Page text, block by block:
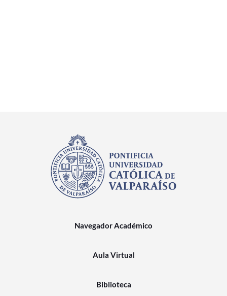
Navegador Académico
Aula Virtual
Biblioteca